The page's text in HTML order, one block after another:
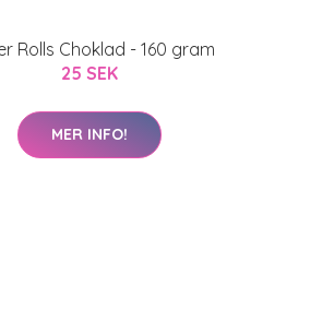
Rolls Choklad - 160 gram
25 SEK
MER INFO!